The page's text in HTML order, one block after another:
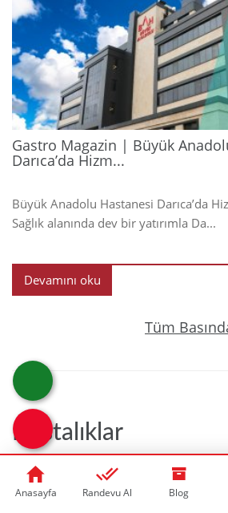
Gastro Magazin | Büyük
Darıca’da Hizm...
Büyük Anadolu Hastanesi Darıca’da
Sağlık alanında dev bir yatırımla Da...
Devamını oku
Tüm
Hastalıklar
Anasayfa Randevu Al Blog